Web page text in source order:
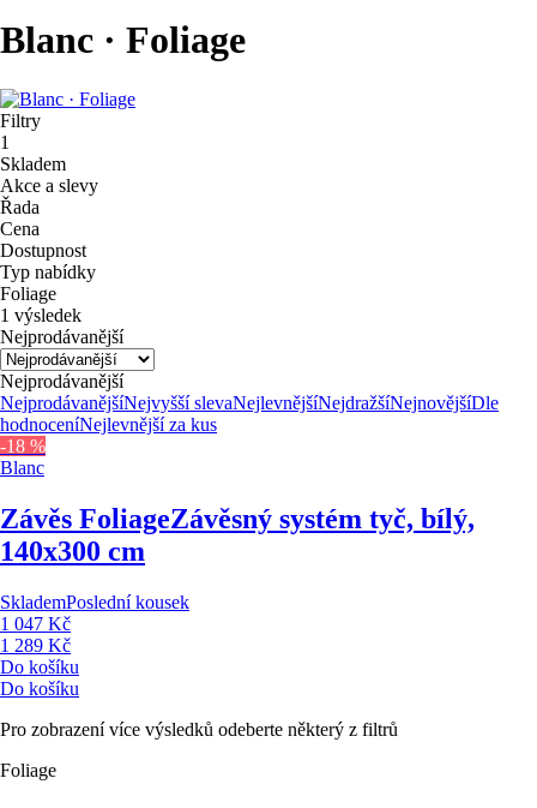
Blanc · Foliage
Filtry
1
Skladem
Akce a slevy
Řada
Cena
Dostupnost
Typ nabídky
Foliage
1 výsledek
Nejprodávanější
Nejprodávanější
NejprodávanějšíNejvyšší slevaNejlevnějšíNejdražšíNejnovějšíDle
hodnoceníNejlevnější za kus
-18 %
Blanc
Závěs FoliageZávěsný systém tyč, bílý,
140x300 cm
SklademPoslední kousek
1 047 Kč
1 289 Kč
Do košíku
Do košíku
Pro zobrazení více výsledků odeberte některý z filtrů
Foliage